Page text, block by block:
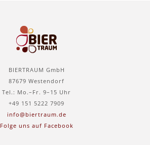
BIERTRAUM GmbH
87679 Westendorf
Tel.: Mo.–Fr. 9–15 Uhr
+49 151 5222 7909
info@biertraum.de
Folge uns auf Facebook